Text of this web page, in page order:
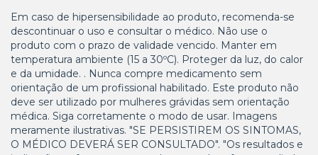
Em caso de hipersensibilidade ao produto, recomenda-se
descontinuar o uso e consultar o médico. Não use o
produto com o prazo de validade vencido. Manter em
temperatura ambiente (15 a 30ºC). Proteger da luz, do calor
e da umidade. . Nunca compre medicamento sem
orientação de um profissional habilitado. Este produto não
deve ser utilizado por mulheres grávidas sem orientação
médica. Siga corretamente o modo de usar. Imagens
meramente ilustrativas. "SE PERSISTIREM OS SINTOMAS,
O MÉDICO DEVERÁ SER CONSULTADO". "Os resultados e